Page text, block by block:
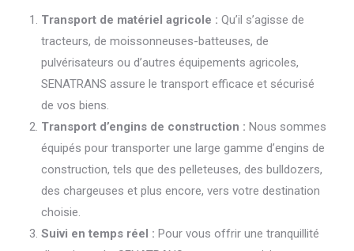
Transport de matériel agricole : Qu’il s’agisse de
tracteurs, de moissonneuses-batteuses, de
pulvérisateurs ou d’autres équipements agricoles,
SENATRANS assure le transport efficace et sécurisé
de vos biens.
Transport d’engins de construction : Nous sommes
équipés pour transporter une large gamme d’engins de
construction, tels que des pelleteuses, des bulldozers,
des chargeuses et plus encore, vers votre destination
choisie.
Suivi en temps réel : Pour vous offrir une tranquillité